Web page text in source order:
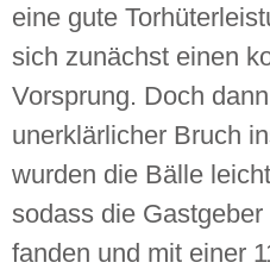
eine gute
sich zunächst einen
Vorsprung. Doch
unerklärlicher Bruch
wurden die Bälle
sodass die
fanden und mit einer